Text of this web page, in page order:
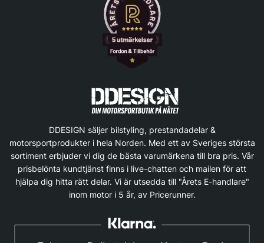
DDESIGN säljer bilstyling, prestandadelar &
motorsportprodukter i hela Norden. Med ett av Sveriges största
sortiment erbjuder vi dig de bästa varumärkena till bra pris. Vår
prisbelönta kundtjänst finns i live-chatten och mailen för att
hjälpa dig hitta rätt delar. Vi är utsedda till "Årets E-handlare"
inom motor i 5 år, av Pricerunner.